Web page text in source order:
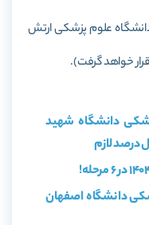
علوم پزشکی ارتش
خواهد گرفت).
دانشگاه شهید
درصد لازم
دانشگاه اصفهان